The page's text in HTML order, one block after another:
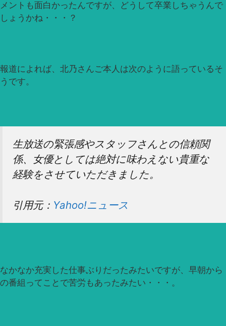
メントも面白かったんですが、どうして卒業しちゃうんで
しょうかね・・・？
報道によれば、北乃さんご本人は次のように語っているそ
うです。
生放送の緊張感やスタッフさんとの信頼関
係、女優としては絶対に味わえない貴重な
経験をさせていただきました。
引用元： Yahoo!ニュース
なかなか充実した仕事ぶりだったみたいですが、早朝から
の番組ってことで苦労もあったみたい・・・。